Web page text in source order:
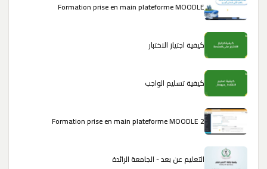
Formation prise en main plateforme MOODLE
كيفية اجتياز الاختبار
كيفية تسليم الواجب
Formation prise en main plateforme MOODLE 2
التعليم عن بعد - الجامعة الرائدة